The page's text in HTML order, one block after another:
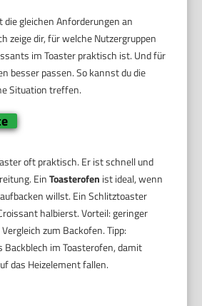
die gleichen Anforderungen an
zeige dir, für welche Nutzergruppen
im Toaster praktisch ist. Und für
besser passen. So kannst du die
Situation treffen.
oft praktisch. Er ist schnell und
EinToasterofen ist ideal, wenn
willst. Ein Schlitztoaster
halbierst. Vorteil: geringer
zum Backofen. Tipp:
Backblech im Toasterofen, damit
das Heizelement fallen.